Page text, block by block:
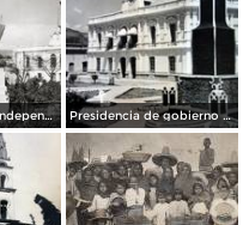
Monumento a la independencia Presidencia de gobierno y Mto. a la Revolucion.